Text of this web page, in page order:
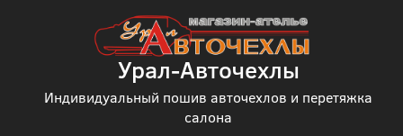
Урал-Авточехлы
Индивидуальный пошив авточехлов и перетяжка
салона